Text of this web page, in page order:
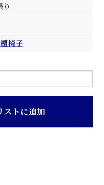
り
椅子
ストに追加